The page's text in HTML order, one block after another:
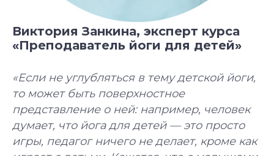
Виктория Занкина, эксперт курса
«Преподаватель йоги для детей»
«Если не углубляться в тему детской йоги,
то может быть поверхностное
представление о ней: например, человек
думает, что йога для детей — это просто
игры, педагог ничего не делает, кроме как